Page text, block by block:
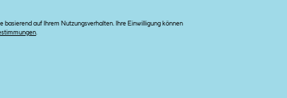
basierend auf Ihrem Nutzungsverhalten. Ihre Einwilligung können